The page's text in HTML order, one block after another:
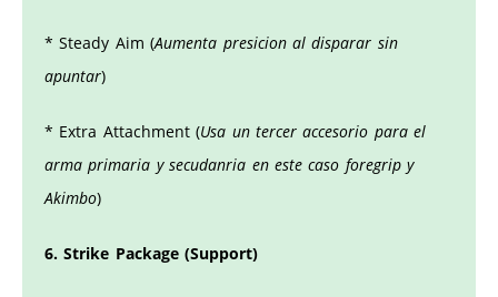
* Steady Aim (Aumenta presicion al disparar sin
apuntar)
* Extra Attachment (Usa un tercer accesorio para el
arma primaria y secudanria en este caso foregrip y
Akimbo)
6. Strike Package (Support)